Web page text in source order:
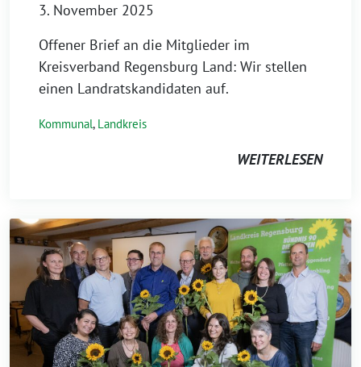
3. November 2025
Offener Brief an die Mitglieder im
Kreisverband Regensburg Land: Wir stellen
einen Landratskandidaten auf.
Kommunal, Landkreis
WEITERLESEN